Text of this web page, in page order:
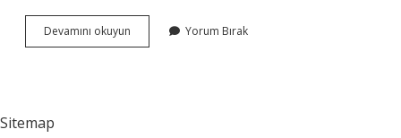
Devamını okuyun Belleten
Dergisi
Yorum Bırak
Sitemap